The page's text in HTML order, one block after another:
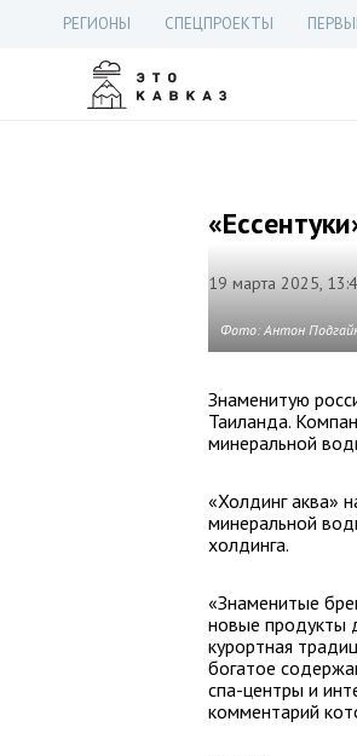
РЕГИОНЫ СПЕЦПРОЕКТЫ
19 марта 2025,
Фото: Антон
Знаменитую
Таиланда.
минеральной
«Холдинг аква»
минеральной
холдинга.
«Знаменитые
новые продукты
курортная
богатое
спа-центры и
комментарий